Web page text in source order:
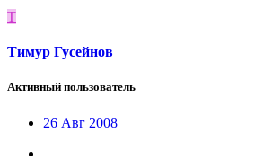
Т
Тимур Гусейнов
Активный пользователь
26 Авг 2008